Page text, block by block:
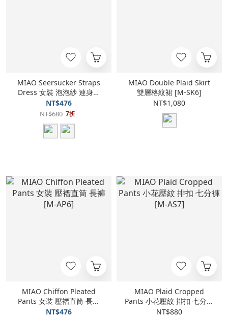
MIAO Seersucker Straps
Dress 女裝 泡泡紗 連身裙
[M-SK1]
NT$476
NT$680 7折
MIAO Double Plaid Skirt
雙層格紋裙 [M-SK6]
NT$1,080
MIAO Chiffon Pleated
Pants 女裝 壓褶直筒 長褲
[M-AP6]
NT$476
MIAO Plaid Cropped
Pants 小花壓紋 排扣 七分褲
[M-AS7]
NT$880